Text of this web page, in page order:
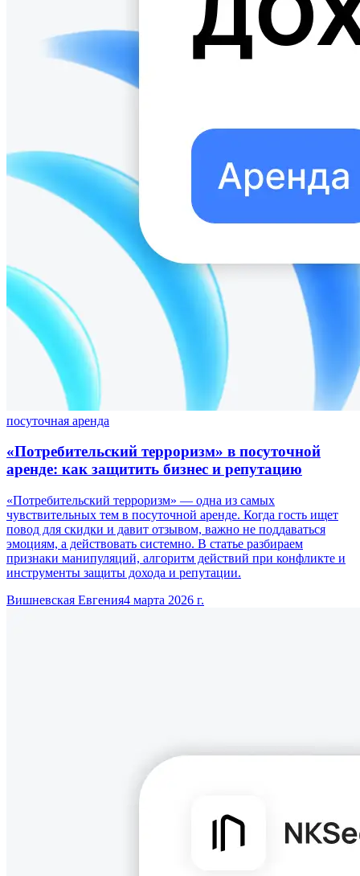
посуточная аренда
«Потребительский терроризм» в посуточной
аренде: как защитить бизнес и репутацию
«Потребительский терроризм» — одна из самых
чувствительных тем в посуточной аренде. Когда гость ищет
повод для скидки и давит отзывом, важно не поддаваться
эмоциям, а действовать системно. В статье разбираем
признаки манипуляций, алгоритм действий при конфликте и
инструменты защиты дохода и репутации.
Вишневская Евгения4 марта 2026 г.